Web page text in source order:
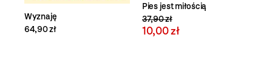
Wyznaję
64,90 zł
Pies jest miłością
37,90 zł
10,00 zł